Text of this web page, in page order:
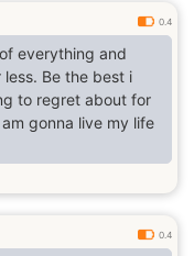
0.4
everything and
to regret about for
gonna live my life
0.4